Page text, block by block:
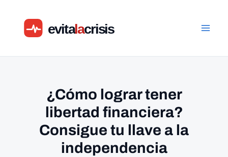
contenido
¿Cómo lograr tener
libertad financiera?
Consigue tu llave a la
independencia